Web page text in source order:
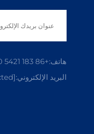
هاتف:+86 183 5421 3960
البريد الإلكتروني:[email protected]